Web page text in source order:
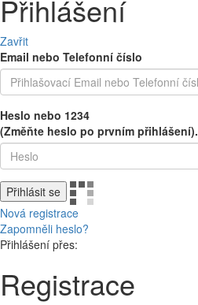
Přihlášení
Zavřit
Email nebo Telefonní číslo
Heslo nebo 1234
(Změňte heslo po prvním přihlášení).
Přihlásit se
Nová registrace
Zapomněli heslo?
Přihlášení přes:
Registrace